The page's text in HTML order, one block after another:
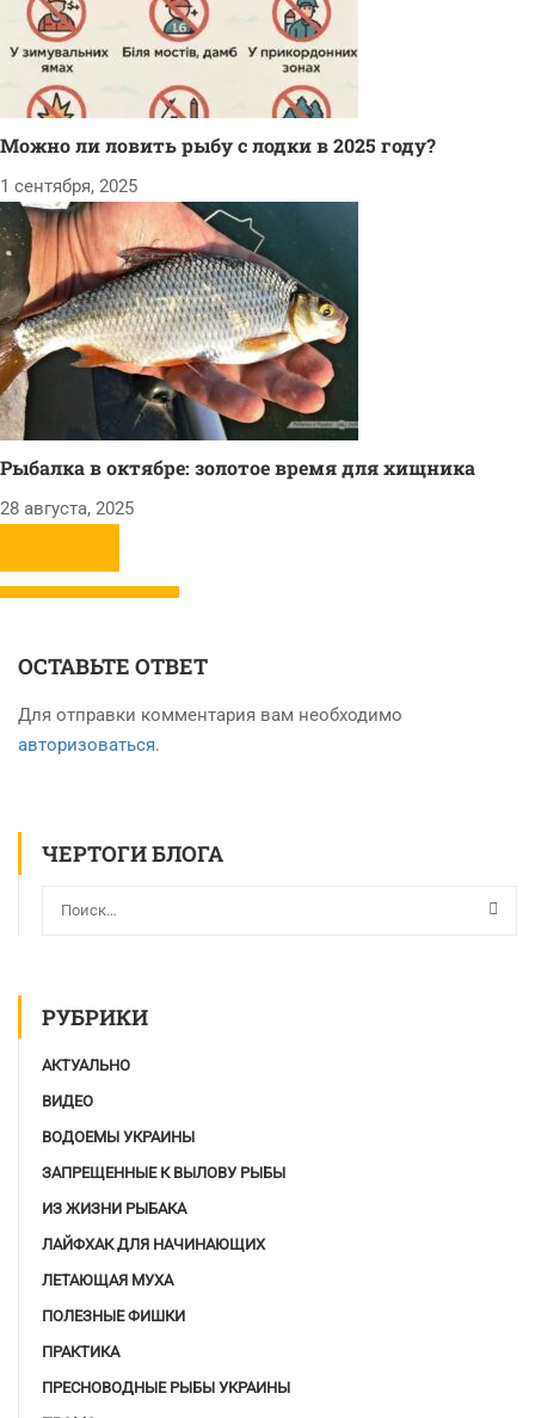
Можно ли ловить рыбу с лодки в 2025 году?
1 сентября, 2025
Рыбалка в октябре: золотое время для хищника
28 августа, 2025
ОСТАВЬТЕ ОТВЕТ
Для отправки комментария вам необходимо
авторизоваться.
ЧЕРТОГИ БЛОГА
РУБРИКИ
АКТУАЛЬНО
ВИДЕО
ВОДОЕМЫ УКРАИНЫ
ЗАПРЕЩЕННЫЕ К ВЫЛОВУ РЫБЫ
ИЗ ЖИЗНИ РЫБАКА
ЛАЙФХАК ДЛЯ НАЧИНАЮЩИХ
ЛЕТАЮЩАЯ МУХА
ПОЛЕЗНЫЕ ФИШКИ
ПРАКТИКА
ПРЕСНОВОДНЫЕ РЫБЫ УКРАИНЫ